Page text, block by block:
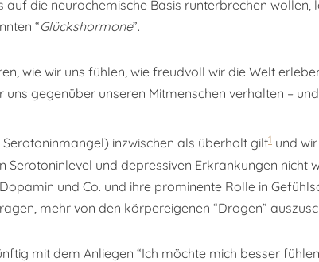
auf die neurochemische Basis runterbrechen
“Glückshormone”.
wie wir uns fühlen, wie freudvoll wir die Welt
gegenüber unseren Mitmenschen verhalten –
inzwischen als überholt gilt1 und
und depressiven Erkrankungen nicht
und Co. und ihre prominente Rolle in
mehr von den körpereigenen “Drogen”
mit dem Anliegen “Ich möchte mich besser